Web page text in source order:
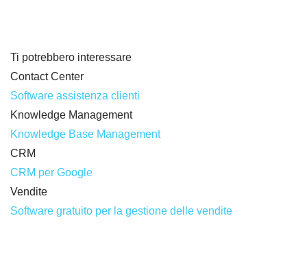
Ti potrebbero interessare
Contact Center
Software assistenza clienti
Knowledge Management
Knowledge Base Management
CRM
CRM per Google
Vendite
Software gratuito per la gestione delle vendite